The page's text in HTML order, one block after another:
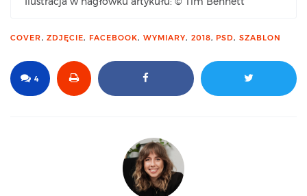
COVER, ZDJĘCIE, FACEBOOK, WYMIARY, 2018, PSD, SZABLON
4